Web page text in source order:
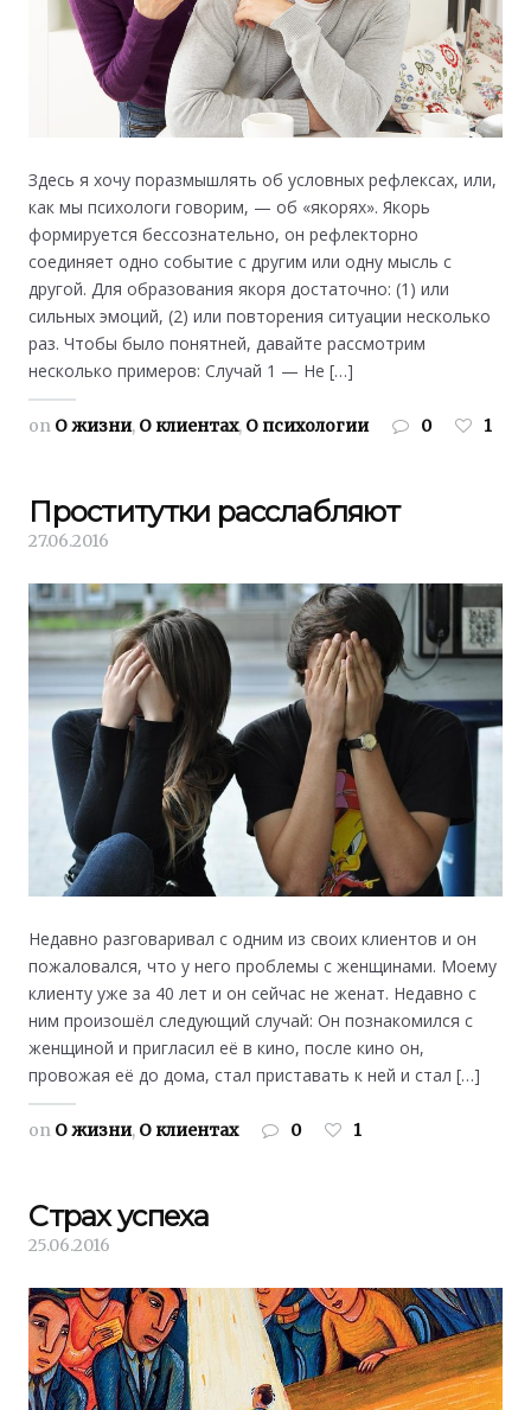
Здесь я хочу поразмышлять об условных рефлексах, или,
как мы психологи говорим, — об «якорях». Якорь
формируется бессознательно, он рефлекторно
соединяет одно событие с другим или одну мысль с
другой. Для образования якоря достаточно: (1) или
сильных эмоций, (2) или повторения ситуации несколько
раз. Чтобы было понятней, давайте рассмотрим
несколько примеров: Случай 1 — Не […]
on О жизни, О клиентах, О психологии 0 1
Проститутки расслабляют
27.06.2016
Недавно разговаривал с одним из своих клиентов и он
пожаловался, что у него проблемы с женщинами. Моему
клиенту уже за 40 лет и он сейчас не женат. Недавно с
ним произошёл следующий случай: Он познакомился с
женщиной и пригласил её в кино, после кино он,
провожая её до дома, стал приставать к ней и стал […]
on О жизни, О клиентах 0 1
Страх успеха
25.06.2016